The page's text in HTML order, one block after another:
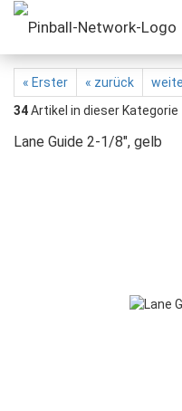
« Erster « zurück
34Artikel in dieser Kategorie
Lane Guide 2-1/8", gelb